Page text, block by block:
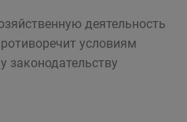
деятельность
условиям